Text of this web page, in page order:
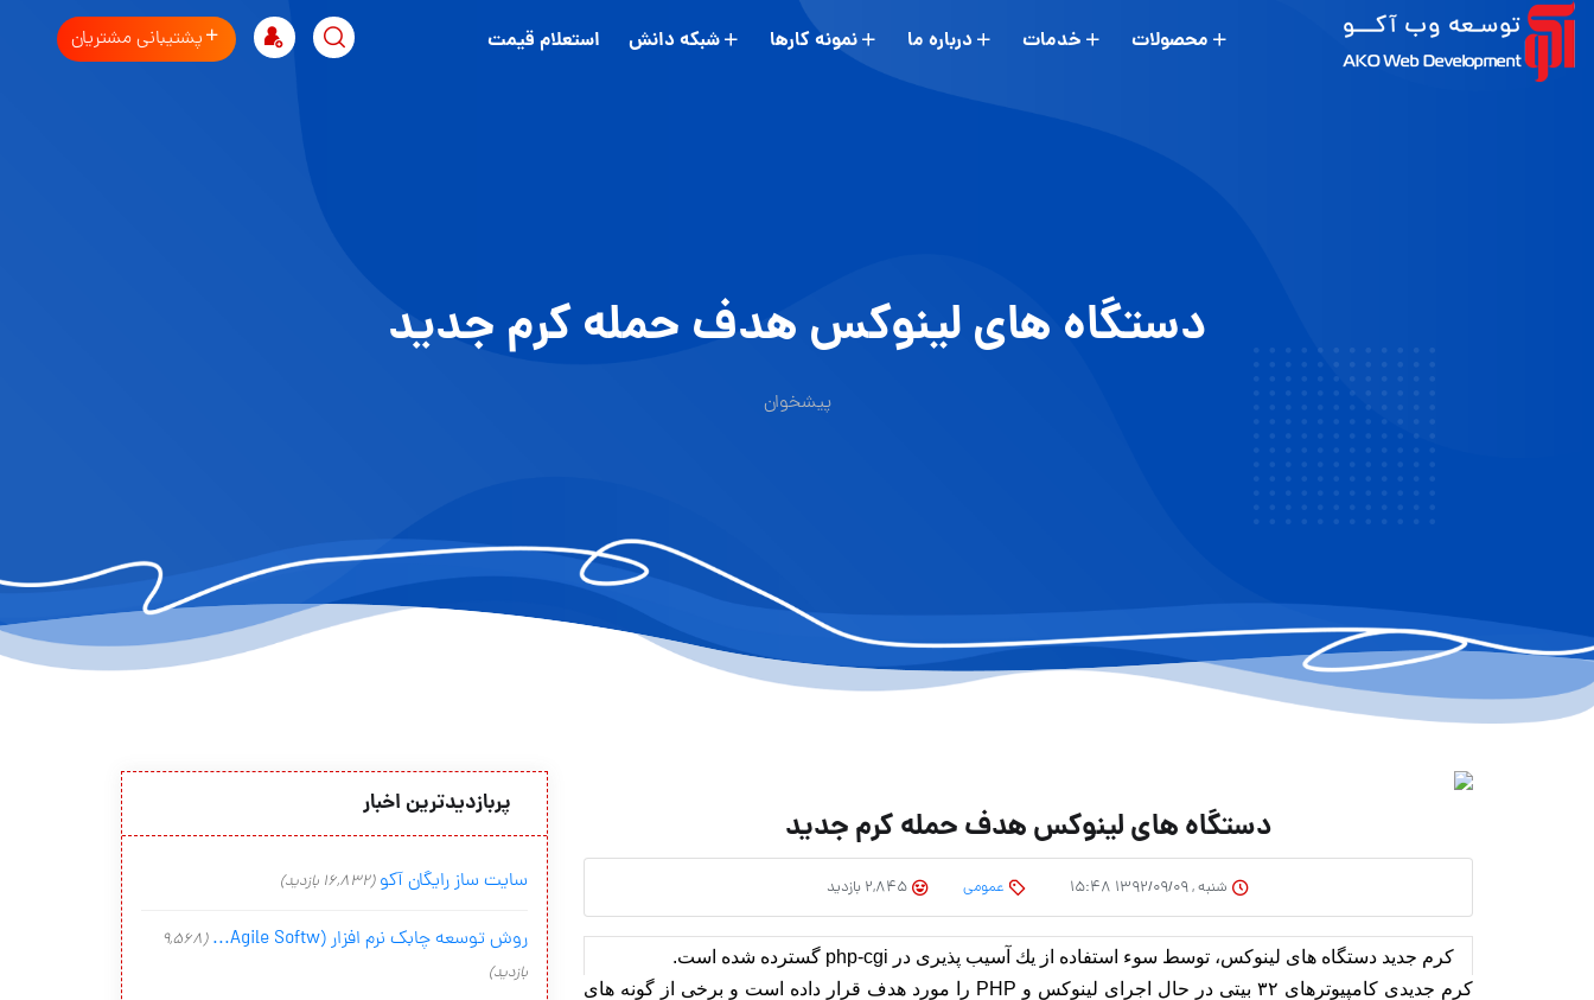
محصولات خدمات درباره ما نمونه کارها شبکه دانش استعلام قیمت پشتیبانی مشتریان
دستگاه های لینوكس هدف حمله كرم جدید
پیشخوان
دستگاه های لینوكس هدف حمله كرم جدید
شنبه , ۱۳۹۲/۰۹/۰۹ ۱۵:۴۸ عمومی
كرم جدید دستگاه های لینوكس، توسط سوء استفاده از یك آسیب پذیری در php-cgi گسترده شده است.
كرم جدیدی كامپیوترهای ۳۲ بیتی در حال اجرای لینوكس و PHP را مورد هدف قرار داده است و برخی از گونه های
پربازدیدترین اخبار
سایت ساز رایگان آکو (16,832 بازدید)
روش توسعه چابک نرم افزار (Agile Softw...
(9,568
بازدید)